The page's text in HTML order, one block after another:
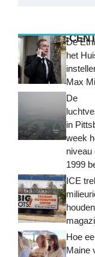
MEEST
De
het
Max
De
in
week
niveau
1999
ICE
Hoe
Maine